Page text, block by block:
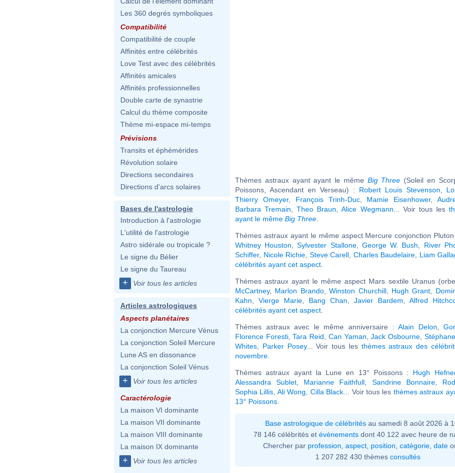
Les 360 degrés symboliques
Compatibilité
Compatibilité de couple
Affinités entre célébrités
Love Test avec des célébrités
Affinités amicales
Affinités professionnelles
Double carte de synastrie
Calcul du thème composite
Thème mi-espace mi-temps
Prévisions
Transits et éphémérides
Révolution solaire
Directions secondaires
Directions d'arcs solaires
Bases de l'astrologie
Introduction à l'astrologie
L'utilité de l'astrologie
Astro sidérale ou tropicale ?
Le signe du Bélier
Le signe du Taureau
+ Voir tous les articles
Articles astrologiques
Aspects planétaires
La conjonction Mercure Vénus
La conjonction Soleil Mercure
Lune AS en dissonance
La conjonction Soleil Vénus
+ Voir tous les articles
Caractérologie
La maison VI dominante
La maison VII dominante
La maison VIII dominante
La maison IX dominante
+ Voir tous les articles
Thèmes astraux ayant ayant le même Big Three (Soleil en
Poissons, Ascendant en Verseau) : Robert Louis Stevenson
Thierry Omeyer, François Trinh-Duc, Mamie Eisenhower,
Barbara Tremain ,Theo Braun ,Alice Wegmann ... Voir tous les
ayant le même Big Three
Thèmes astraux ayant le même aspect Mercure conjonction
Whitney Houston ,Sylvester Stallone, George W. Bush River
Schiffer, Nicole Richie Steve Carell Charles Baudelaire Liam
célébrités ayant cet aspect
Thèmes astraux ayant le même aspect Mars sextile Uranus
McCartney, Marlon Brando,Winston Churchill, Hugh Grant
Kahn
Vierge Marie Bang Chan Javier Bardem Alfred
célébrités ayant cet aspect
Thèmes astraux avec le même anniversaire :Alain Delon ,
Florence Foresti,Tara Reid Can Yaman ,Jack Osbourne,
Whites
Parker Posey... Voir tous les thèmes astraux des
novembre
Thèmes astraux ayant la Lune en 13° Poissons : Hugh
Alessandra Sublet
Marianne Faithfull Sandrine Bonnaire,
Sophia Lillis Ali Wong Cilla Black ... Voir tous les thèmes astraux
13° Poissons
Base astrologique de célébritésau samedi 8 août 2026 à
78 146 célébrités et évènements dont 40 122 avec heure de
Chercher par profession aspect position catégorie date
1 207 282 430 thèmes consultés